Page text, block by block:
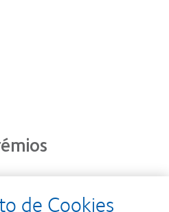
Learn
de Cookies